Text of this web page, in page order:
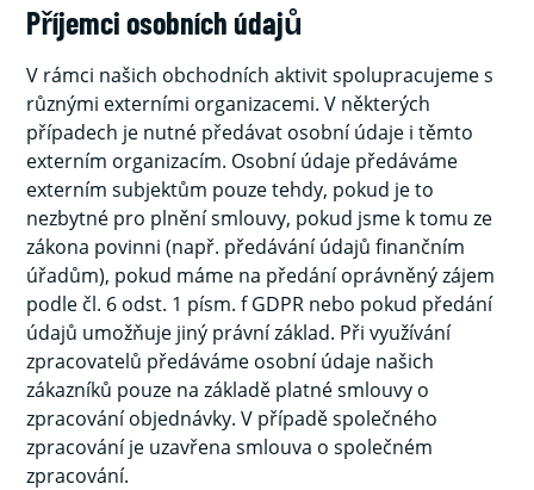
Příjemci osobních údajů
V rámci našich obchodních aktivit spolupracujeme s
různými externími organizacemi. V některých
případech je nutné předávat osobní údaje i těmto
externím organizacím. Osobní údaje předáváme
externím subjektům pouze tehdy, pokud je to
nezbytné pro plnění smlouvy, pokud jsme k tomu ze
zákona povinni (např. předávání údajů finančním
úřadům), pokud máme na předání oprávněný zájem
podle čl. 6 odst. 1 písm. f GDPR nebo pokud předání
údajů umožňuje jiný právní základ. Při využívání
zpracovatelů předáváme osobní údaje našich
zákazníků pouze na základě platné smlouvy o
zpracování objednávky. V případě společného
zpracování je uzavřena smlouva o společném
zpracování.